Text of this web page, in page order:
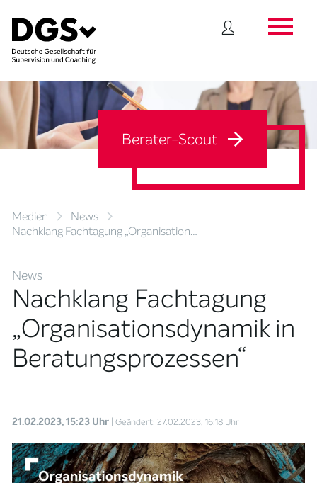
Medien
News
Nachklang Fachtagung „Organisation…
Berater-Scout
News
Nachklang Fachtagung
„Organisationsdynamik in
Beratungsprozessen“
21.02.2023, 15:23 Uhr | Geändert: 27.02.2023, 16:18 Uhr